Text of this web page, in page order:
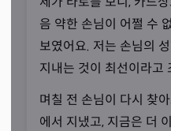
선생님께서는 펫타로를 위
음 약한 손님이 어쩔 수
보였어요. 저는 손님의
지내는 것이 최선이라고
며칠 전 손님이 다시 찾
에서 지냈고, 지금은 더